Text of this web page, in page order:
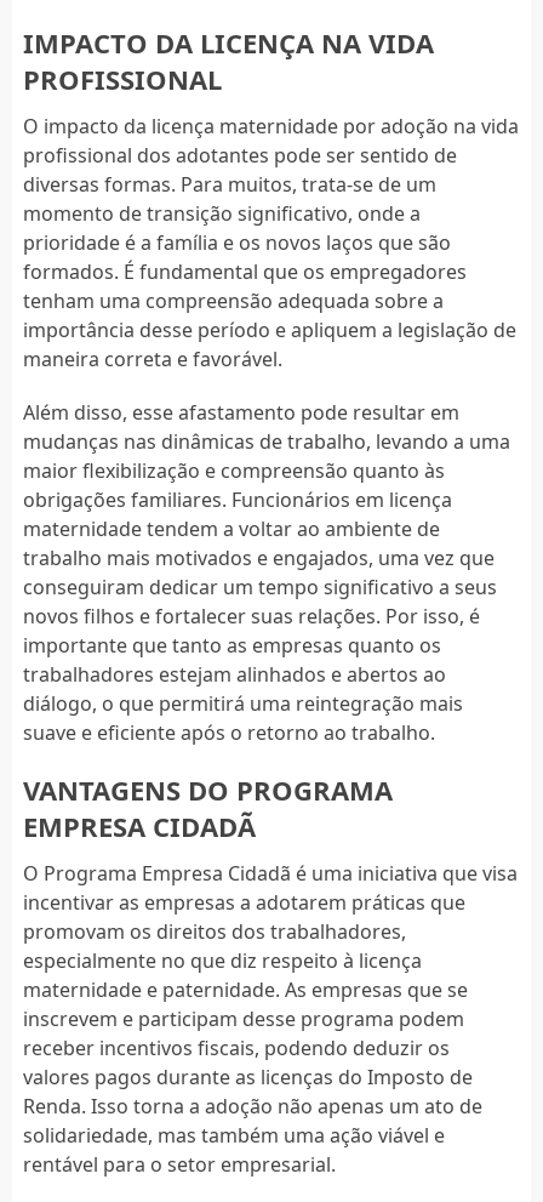
IMPACTO DA LICENÇA NA VIDA
PROFISSIONAL
O impacto da licença maternidade por adoção na vida
profissional dos adotantes pode ser sentido de
diversas formas. Para muitos, trata-se de um
momento de transição significativo, onde a
prioridade é a família e os novos laços que são
formados. É fundamental que os empregadores
tenham uma compreensão adequada sobre a
importância desse período e apliquem a legislação de
maneira correta e favorável.
Além disso, esse afastamento pode resultar em
mudanças nas dinâmicas de trabalho, levando a uma
maior flexibilização e compreensão quanto às
obrigações familiares. Funcionários em licença
maternidade tendem a voltar ao ambiente de
trabalho mais motivados e engajados, uma vez que
conseguiram dedicar um tempo significativo a seus
novos filhos e fortalecer suas relações. Por isso, é
importante que tanto as empresas quanto os
trabalhadores estejam alinhados e abertos ao
diálogo, o que permitirá uma reintegração mais
suave e eficiente após o retorno ao trabalho.
VANTAGENS DO PROGRAMA
EMPRESA CIDADÃ
O Programa Empresa Cidadã é uma iniciativa que visa
incentivar as empresas a adotarem práticas que
promovam os direitos dos trabalhadores,
especialmente no que diz respeito à licença
maternidade e paternidade. As empresas que se
inscrevem e participam desse programa podem
receber incentivos fiscais, podendo deduzir os
valores pagos durante as licenças do Imposto de
Renda. Isso torna a adoção não apenas um ato de
solidariedade, mas também uma ação viável e
rentável para o setor empresarial.